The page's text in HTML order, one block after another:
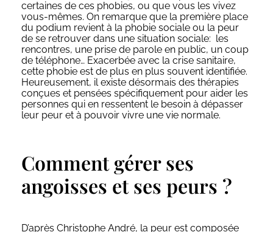
certaines de ces phobies, ou que vous les vivez
vous-mêmes. On remarque que la première place
du podium revient à la phobie sociale ou la peur
de se retrouver dans une situation sociale: les
rencontres, une prise de parole en public, un coup
de téléphone… Exacerbée avec la crise sanitaire,
cette phobie est de plus en plus souvent identifiée.
Heureusement, il existe désormais des thérapies
conçues et pensées spécifiquement pour aider les
personnes qui en ressentent le besoin à dépasser
leur peur et à pouvoir vivre une vie normale.
Comment gérer ses
angoisses et ses peurs ?
D’après Christophe André, la peur est composée